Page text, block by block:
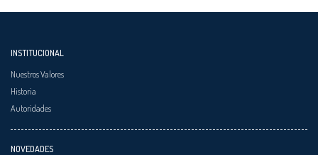
INSTITUCIONAL
Nuestros Valores
Historia
Autoridades
NOVEDADES